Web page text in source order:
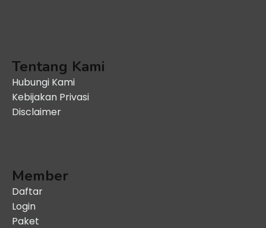
Tentang Kami
Hubungi Kami
Kebijakan Privasi
Disclaimer
Member
Daftar
Login
Paket